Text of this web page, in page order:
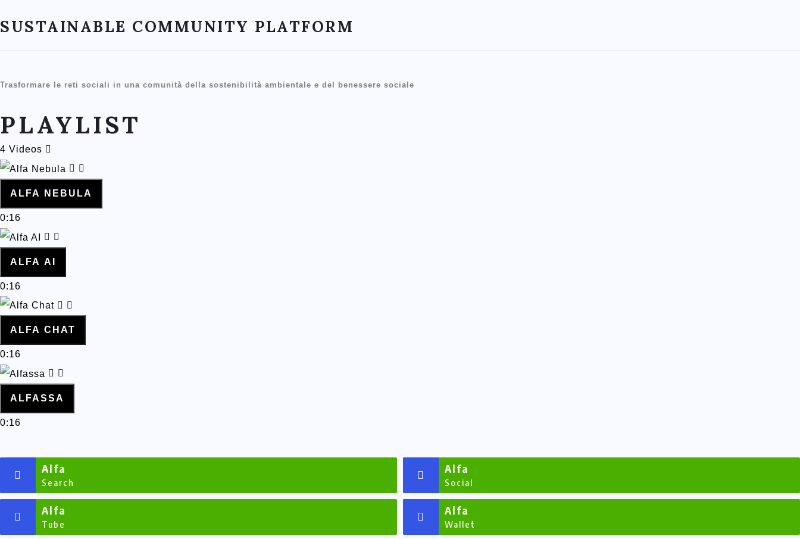
SUSTAINABLE COMMUNITY PLATFORM
Trasformare le reti sociali in una comunità della sostenibilità ambientale e del benessere sociale
PLAYLIST
4 Videos
ALFA NEBULA
0:16
ALFA AI
0:16
ALFA CHAT
0:16
ALFASSA
0:16
Alfa
Search
Alfa
Social
Alfa
Tube
Alfa
Wallet